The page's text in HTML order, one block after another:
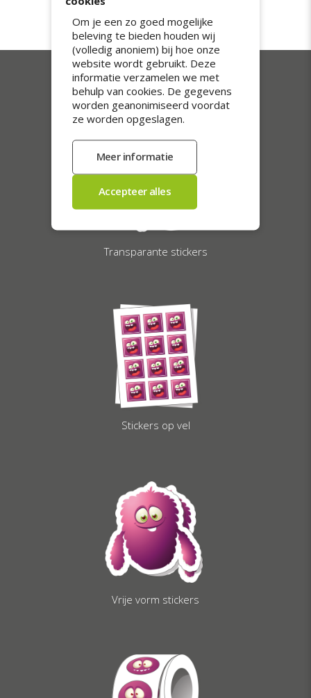
worden je stickers met 3 dan wel 1
werkdag(en) verzonden.
Onze bestsellers
Transparante stickers
Stickers op vel
Vrije vorm stickers
Om je een zo goed mogelijke
beleving te bieden houden wij
(volledig anoniem) bij hoe onze
website wordt gebruikt. Deze
informatie verzamelen we met
behulp van cookies. De gegevens
worden geanonimiseerd voordat
ze worden opgeslagen.